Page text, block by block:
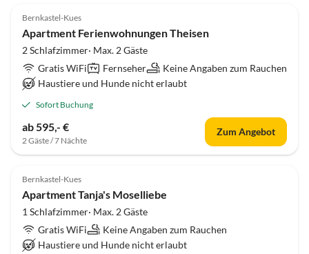
Bernkastel-Kues
Apartment Ferienwohnungen Theisen
2 Schlafzimmer· Max. 2 Gäste
Gratis WiFi
Fernseher
Keine Angaben zum Rauchen
Haustiere und Hunde nicht erlaubt
Sofort Buchung
ab 595,- €
2 Gäste / 7 Nächte
Zum Angebot
Bernkastel-Kues
Apartment Tanja's Moselliebe
1 Schlafzimmer· Max. 2 Gäste
Gratis WiFi
Keine Angaben zum Rauchen
Haustiere und Hunde nicht erlaubt